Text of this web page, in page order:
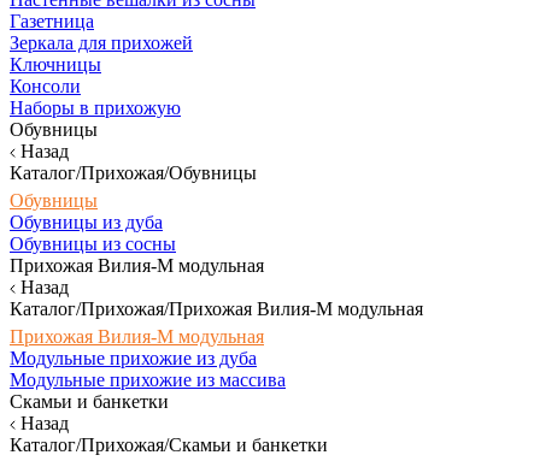
Газетница
Зеркала для прихожей
Ключницы
Консоли
Наборы в прихожую
Обувницы
Назад
Каталог/Прихожая/Обувницы
Обувницы
Обувницы из дуба
Обувницы из сосны
Прихожая Вилия-М модульная
Назад
Каталог/Прихожая/Прихожая Вилия-М модульная
Прихожая Вилия-М модульная
Модульные прихожие из дуба
Модульные прихожие из массива
Скамьи и банкетки
Назад
Каталог/Прихожая/Скамьи и банкетки